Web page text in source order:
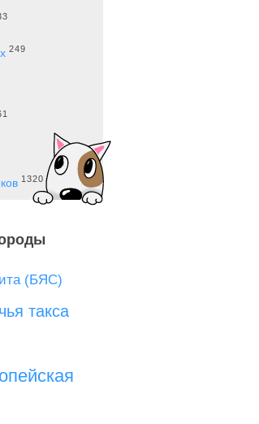
249
1320
(БЯС)
такса